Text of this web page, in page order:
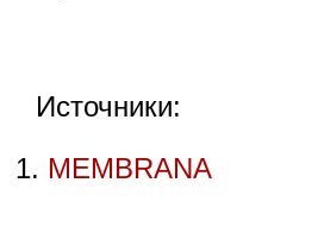
Источники:
MEMBRANA